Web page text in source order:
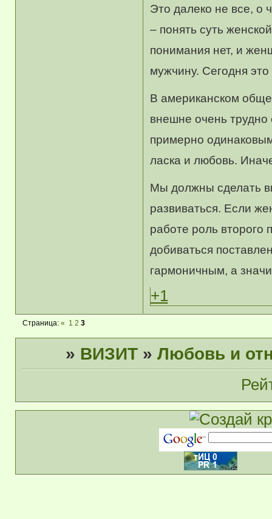
Это далеко не все, о
– понять суть
понимания нет, и
мужчину. Сегодня
В американском
внешне очень
примерно
ласка и любовь.
Мы должны сделать
развиваться. Если
работе роль второго
добиваться
гармоничным, а
+1
Страница: « 1 2 3
» ВИЗИТ » Любовь и